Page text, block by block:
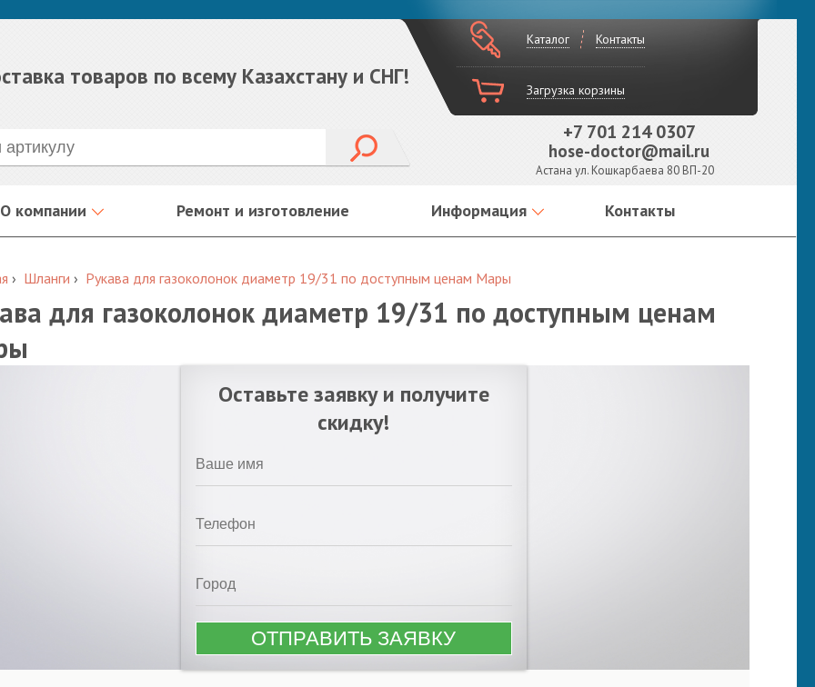
товаров по всему Казахстану и СНГ!
Каталог Контакты
Загрузка корзины
+7 701 214 0307
hose-doctor@mail.ru
Астана ул. Кошкарбаева 80 ВП-20
О компании Ремонт и изготовление Информация Контакты
› Шланги › Рукава для газоколонок диаметр 19/31 по доступным ценам Мары
для газоколонок диаметр 19/31 по доступным ценам
Оставьте заявку и получите
скидку!